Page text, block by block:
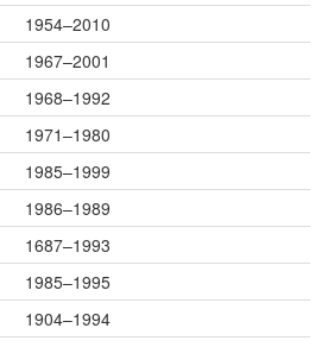
1954–2010
1967–2001
1968–1992
1971–1980
1985–1999
1986–1989
1687–1993
1985–1995
1904–1994